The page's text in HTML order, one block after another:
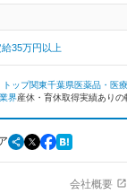
給35万円以上
トップ関東千葉県医薬品・医
界産休・育休取得実績ありの
会社概要